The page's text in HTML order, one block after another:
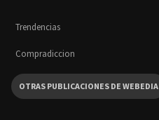
Trendencias
Compradiccion
OTRAS PUBLICACIONES DE WEBEDIA